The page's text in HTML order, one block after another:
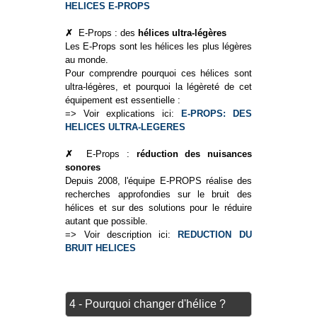
HELICES E-PROPS
✗ E-Props : des hélices ultra-légères
Les E-Props sont les hélices les plus légères
au monde.
Pour comprendre pourquoi ces hélices sont
ultra-légères, et pourquoi la légèreté de cet
équipement est essentielle :
=> Voir explications ici:
E-PROPS: DES
HELICES ULTRA-LEGERES
✗ E-Props : réduction des nuisances
sonores
Depuis 2008, l'équipe E-PROPS réalise des
recherches approfondies sur le bruit des
hélices et sur des solutions pour le réduire
autant que possible.
=> Voir description ici:
REDUCTION DU
BRUIT HELICES
4 - Pourquoi changer d'hélice ?